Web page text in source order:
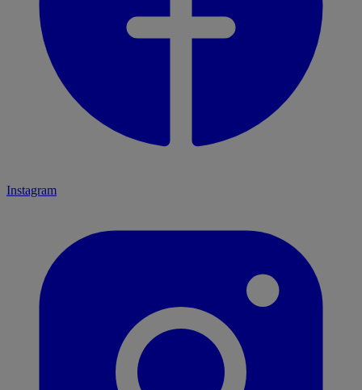
Instagram